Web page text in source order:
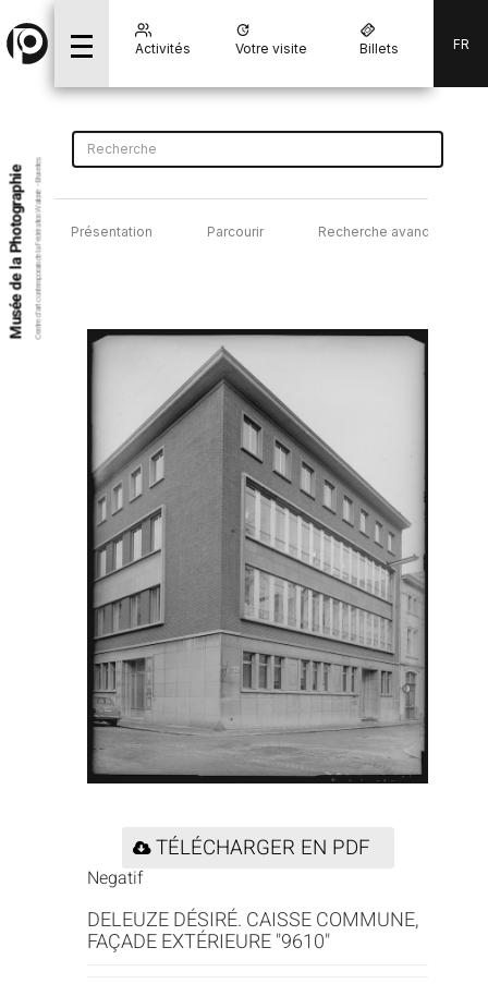
Musée de la PhotographieCentre d’art contemporain de la Fédération Wallonie - Bruxelles
Activités Votre visite Billets FR
Présentation Parcourir Recherche avancée
TÉLÉCHARGER EN PDF
Negatif
DELEUZE DÉSIRÉ. CAISSE COMMUNE,
FAÇADE EXTÉRIEURE "9610"